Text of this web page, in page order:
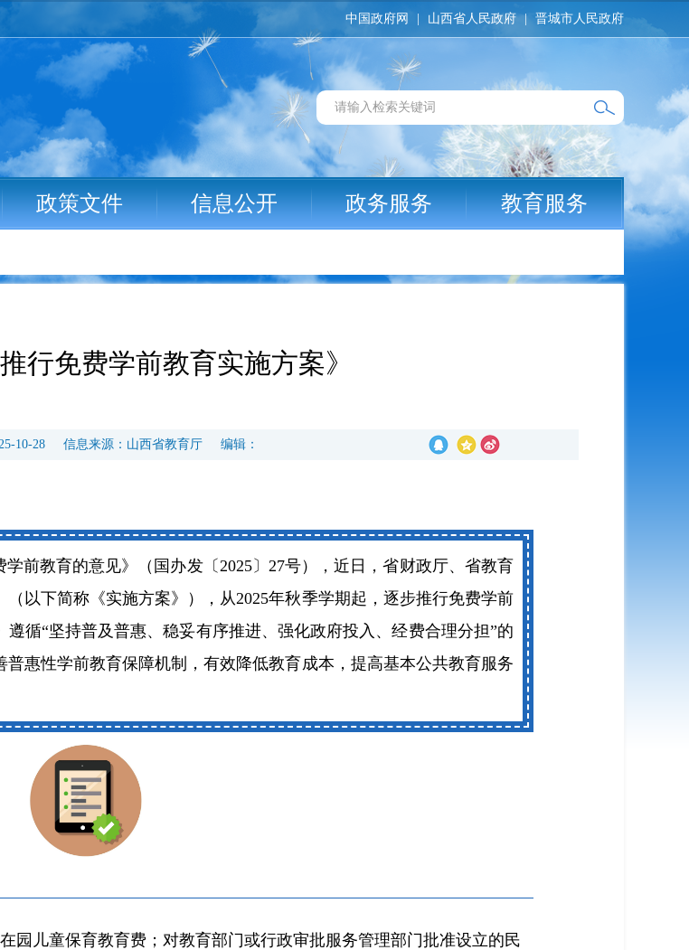
中国政府网 山西省人民政府 | 晋城市人民政府
政策文件 信息公开 政务服务 教育服务
行免费学前教育实施方案》
10-28 信息来源： 山西省教育厅 编辑：
前教育的意见》（国办发〔2025〕27号），近日，省财政厅、省教育
以下简称《实施方案》），从2025年秋季学期起，逐步推行免费学前
循“坚持普及普惠、稳妥有序推进、强化政府投入、经费合理分担”的
惠性学前教育保障机制，有效降低教育成本，提高基本公共教育服务
园儿童保育教育费；对教育部门或行政审批服务管理部门批准设立的民